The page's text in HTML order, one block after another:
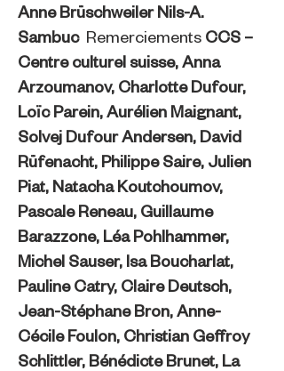
Anne Brüschweiler Nils-A.
SambucRemerciements CCS –
Centre culturel suisse,Anna
Arzoumanov, Charlotte Dufour,
Loïc Parein, Aurélien Maignant,
Solvej Dufour Andersen, David
Rüfenacht, Philippe Saire, Julien
Piat, Natacha Koutchoumov,
Pascale Reneau, Guillaume
Barazzone, Léa Pohlhammer,
Michel Sauser, Isa Boucharlat,
Pauline Catry, Claire Deutsch,
Jean-Stéphane Bron, Anne-
Cécile Foulon, Christian Geffroy
Schlittler, Bénédicte Brunet, La